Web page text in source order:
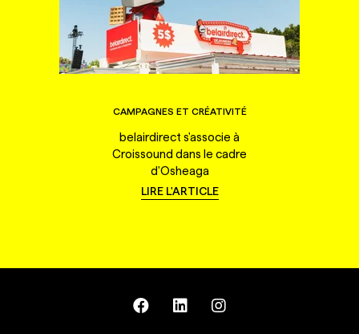
CAMPAGNES ET CRÉATIVITÉ
belairdirect s'associe à
Croissound dans le cadre
d'Osheaga
LIRE L'ARTICLE